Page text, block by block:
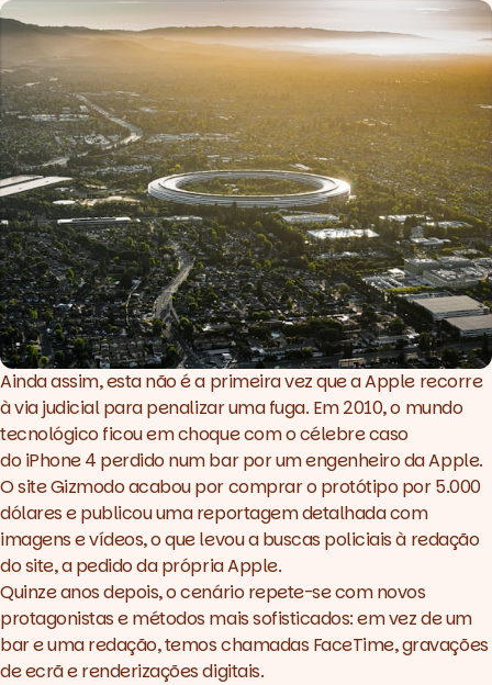
Ainda assim, esta não é a primeira vez que a Apple recorre
à via judicial para penalizar uma fuga. Em 2010, o mundo
tecnológico ficou em choque com o célebre caso
do iPhone 4 perdido num bar por um engenheiro da Apple.
O site Gizmodo acabou por comprar o protótipo por 5.000
dólares e publicou uma reportagem detalhada com
imagens e vídeos, o que levou a buscas policiais à redação
do site, a pedido da própria Apple.
Quinze anos depois, o cenário repete-se com novos
protagonistas e métodos mais sofisticados: em vez de um
bar e uma redação, temos chamadas FaceTime, gravações
de ecrã e renderizações digitais.